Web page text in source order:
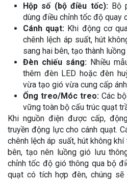
Hộp số (bộ điều tốc):Bộ
dùng điều chỉnh tốc độ quay
Cánh quạt: Khi động cơ
chênh lệch áp suất, hút
sang hai bên, tạo thành
Đèn chiếu sáng: Nhiều
thêm đèn LED hoặc đèn
vừa tạo gió vừa cung cấp
Ống treo/Móc treo: Các
vững toàn bộ cấu trúc quạt
Khi nguồn điện được cấp,
truyền động lực cho cánh quạt.
chênh lệch áp suất, hút không
bên, tạo nên luồng gió lưu
chỉnh tốc độ gió thông qua bộ
quạt có tích hợp đèn, chúng